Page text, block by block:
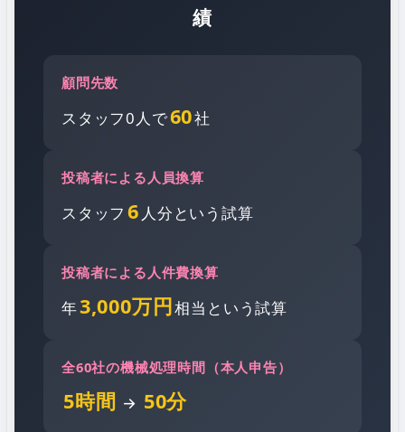
績
顧問先数
スタッフ0人で60社
投稿者による人員換算
スタッフ 6 人分という試算
投稿者による人件費換算
年3,000万円相当という試算
全60社の機械処理時間（本人申告）
5時間 → 50分